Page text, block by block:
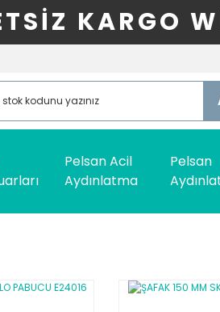
KARGO
Pelsan Acil
Aydınlatma
Pelsan